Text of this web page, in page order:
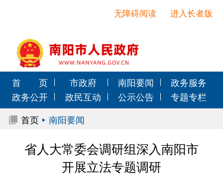
进入长者版
无障碍阅读
首 页 市政府 南阳要闻
政务服务
政务公开
政民互动 公示公告
专题专栏
首页
南阳要闻
省人大常委会调研组深入南阳市
开展立法专题调研